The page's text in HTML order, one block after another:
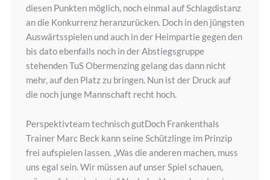
diesen Punkten möglich, noch einmal auf Schlagdistanz
an die Konkurrenz heranzurücken. Doch in den jüngsten
Auswärtsspielen und auch in der Heimpartie gegen den
bis dato ebenfalls noch in der Abstiegsgruppe
stehenden TuS Obermenzing gelang das dann nicht
mehr, auf den Platz zu bringen. Nun ist der Druck auf
die noch junge Mannschaft recht hoch.
Perspektivteam technisch gutDoch Frankenthals
Trainer Marc Beck kann seine Schützlinge im Prinzip
frei aufspielen lassen. „Was die anderen machen, muss
uns egal sein. Wir müssen auf unser Spiel schauen,